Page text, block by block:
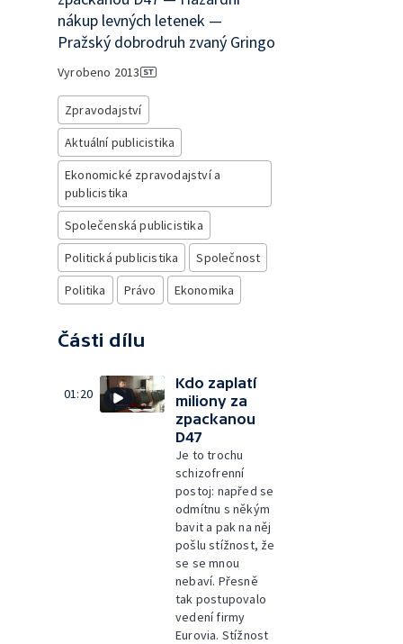
nákup levných letenek —
Pražský dobrodruh zvaný Gringo
Vyrobeno 2013
Zpravodajství
Aktuální publicistika
Ekonomické zpravodajství a
publicistika
Společenská publicistika
Politická publicistika
Společnost
Politika
Právo Ekonomika
Části dílu
01:20
Kdo zaplatí
miliony za
zpackanou
D47
Je to trochu
schizofrenní
postoj: napřed se
odmítnu s někým
bavit a pak na něj
pošlu stížnost, že
se se mnou
nebaví. Přesně
tak postupovalo
vedení firmy
Eurovia. Stížnost